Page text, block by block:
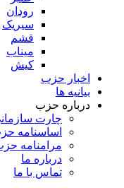
رودان
سیریک
قشم
میناب
کیش
اخبار حزب
بیانیه ها
درباره حزب
چارت
اساسنامه
مرامنامه
درباره ما
تماس با ما